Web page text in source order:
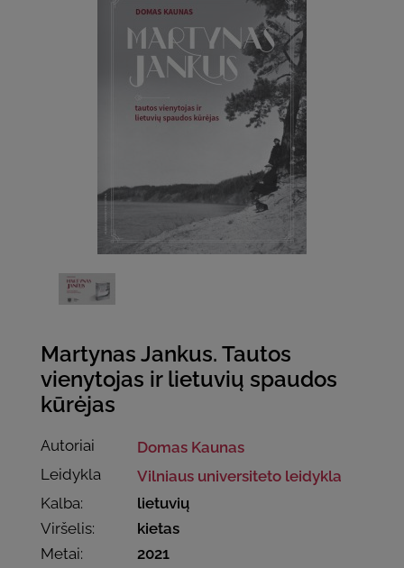
Martynas Jankus. Tautos
vienytojas ir lietuvių spaudos
kūrėjas
Autoriai
Domas Kaunas
Leidykla
Vilniaus universiteto leidykla
Kalba:
lietuvių
Viršelis:
kietas
Metai:
2021